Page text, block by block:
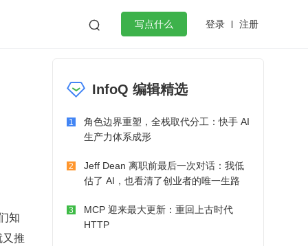
 写点什么 登录 注册
微服务架构 flutter
知
推
InfoQ 编辑精选
1
角色边界重塑，全栈取代分工：快手 AI
生产力体系成形
2
Jeff Dean 离职前最后一次对话：我低
估了 AI，也看清了创业者的唯一生路
3
MCP 迎来最大更新：重回上古时代
HTTP